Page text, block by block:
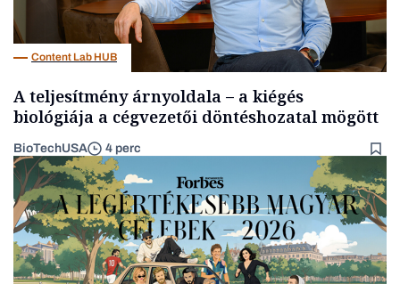
Content Lab HUB
A teljesítmény árnyoldala – a kiégés
biológiája a cégvezetői döntéshozatal mögött
BioTechUSA 4 perc